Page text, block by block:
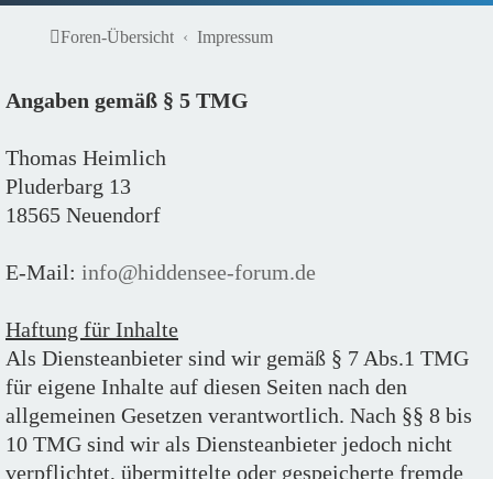
Foren-Übersicht Impressum
Angaben gemäß § 5 TMG
Thomas Heimlich
Pluderbarg 13
18565 Neuendorf
E-Mail: info@hiddensee-forum.de
Haftung für Inhalte
Als Diensteanbieter sind wir gemäß § 7 Abs.1 TMG
für eigene Inhalte auf diesen Seiten nach den
allgemeinen Gesetzen verantwortlich. Nach §§ 8 bis
10 TMG sind wir als Diensteanbieter jedoch nicht
verpflichtet, übermittelte oder gespeicherte fremde